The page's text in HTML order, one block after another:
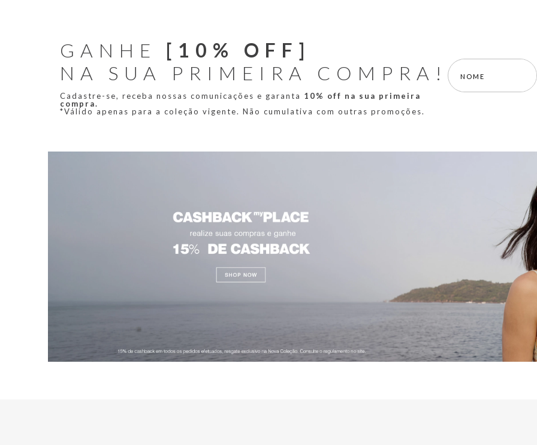
GANHE [10% OFF]
NA SUA PRIMEIRA COMPRA!
Cadastre-se, receba nossas comunicações e garanta 10% off na sua primeira
compra.
*Válido apenas para a coleção vigente. Não cumulativa com outras promoções.